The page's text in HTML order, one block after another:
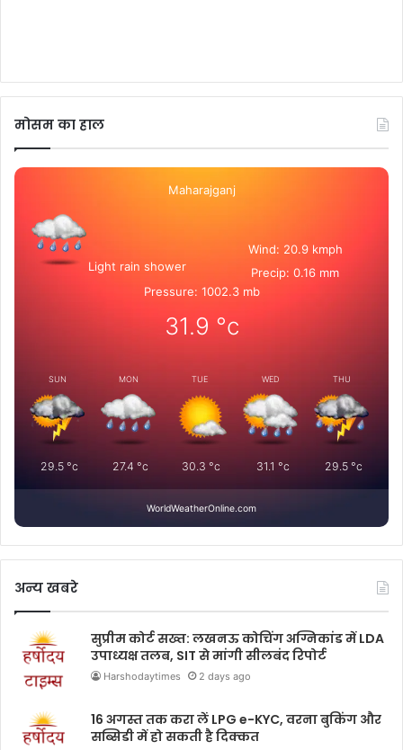
मोसम का हाल
Maharajganj
Light rain shower
Wind: 20.9 kmph
Precip: 0.16 mm
Pressure: 1002.3 mb
31.9 °c
SUN
29.5°c
MON
27.4 °c
TUE
30.3 °c
WED
31.1 °c
THU
29.5 °c
WorldWeatherOnline.com
अन्य खबरे
सुप्रीम कोर्ट सख्त: लखनऊ कोचिंग अग्निकांड में LDA
उपाध्यक्ष तलब, SIT से मांगी सीलबंद रिपोर्ट
Harshodaytimes 2 days ago
16 अगस्त तक करा लें LPG e-KYC, वरना बुकिंग और
सब्सिडी में हो सकती है दिक्कत